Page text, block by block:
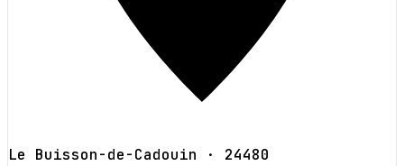
Le Buisson-de-Cadouin · 24480